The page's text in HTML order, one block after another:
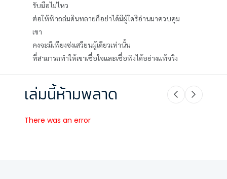
รับมือไม่ไหว
ต่อให้ฟ้าถล่มดินทลายก็อย่าได้มีผู้ใดริอ่านมาควบคุม
เขา
คงจะมีเพียงซ่งเสวียนผู้เดียวเท่านั้น
ที่สามารถทำให้เขาเชื่อใจและเชื่อฟังได้อย่างแท้จริง
เล่มนี้ห้ามพลาด
There was an error